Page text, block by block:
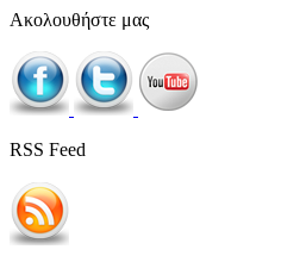
Ακολουθήστε μας
RSS Feed